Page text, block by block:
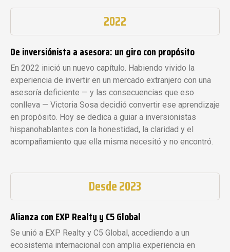
2022
De inversiónista a asesora: un giro con propósito
En 2022 inició un nuevo capítulo. Habiendo vivido la
experiencia de invertir en un mercado extranjero con una
asesoría deficiente — y las consecuencias que eso
conlleva — Victoria Sosa decidió convertir ese aprendizaje
en propósito. Hoy se dedica a guiar a inversionistas
hispanohablantes con la honestidad, la claridad y el
acompañamiento que ella misma necesitó y no encontró.
Desde 2023
Alianza con EXP Realty y C5 Global
Se unió a EXP Realty y C5 Global, accediendo a un
ecosistema internacional con amplia experiencia en